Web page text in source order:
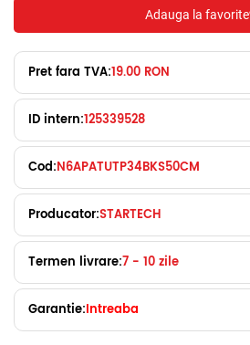
Adauga la favorite
Pret fara TVA:19.00 RON
ID intern:125339528
Cod:N6APATUTP34BKS50CM
Producator:STARTECH
Termen livrare:7 - 10 zile
Garantie:Intreaba